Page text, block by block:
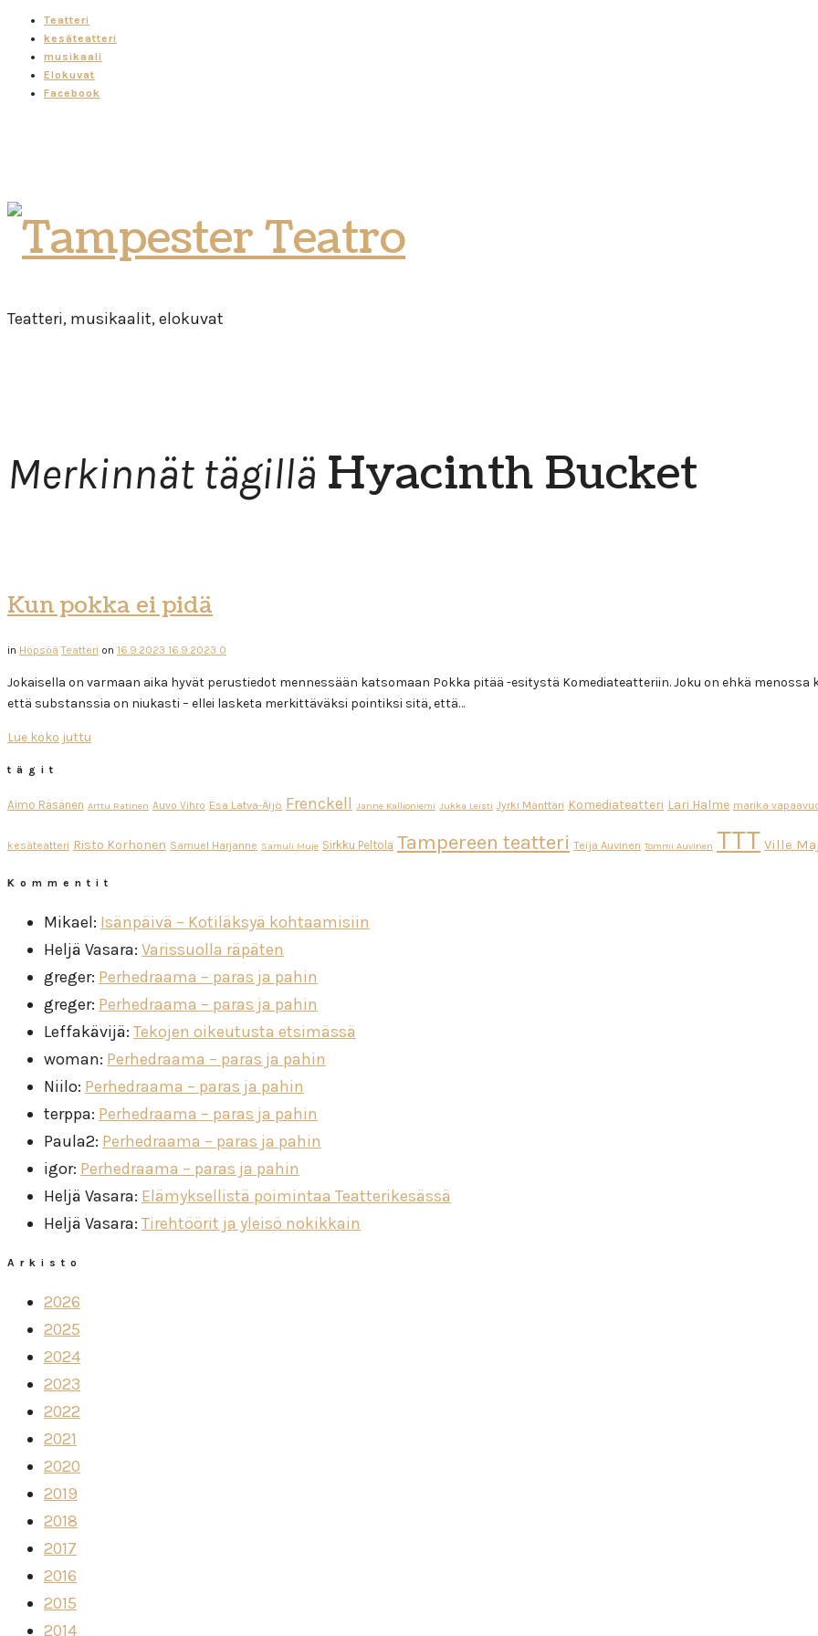
Teatteri
kesäteatteri
musikaali
Elokuvat
Facebook
Tampester
Teatro
Teatteri, musikaalit, elokuvat
Merkinnät tägillä Hyacinth Bucket
Kun pokka ei pidä
in Höpsöä Teatteri on 16.9.2023 16.9.2023 0
Jokaisella on varmaan aika hyvät perustiedot mennessään katsomaan Pokka pitää -esitystä Komediateatteriin. Joku on ehkä
että substanssia on niukasti – ellei lasketa merkittäväksi pointiksi sitä, että…
Lue koko juttu
tägit
Aimo Räsänen Arttu Ratinen Auvo Vihro Esa Latva-Äijö Frenckell Janne Kallioniemi Jukka Leisti Jyrki Mänttäri Komediateatteri Lari Halme marika
kesäteatteri Risto Korhonen Samuel Harjanne Samuli Muje Sirkku Peltola Tampereen teatteri Teija Auvinen Tommi Auvinen TTT Ville
Kommentit
Mikael: Isänpäivä – Kotiläksyä kohtaamisiin
Heljä Vasara: Varissuolla räpäten
greger: Perhedraama – paras ja pahin
greger: Perhedraama – paras ja pahin
Leffakävijä: Tekojen oikeutusta etsimässä
woman: Perhedraama – paras ja pahin
Niilo: Perhedraama – paras ja pahin
terppa: Perhedraama – paras ja pahin
Paula2: Perhedraama – paras ja pahin
igor: Perhedraama – paras ja pahin
Heljä Vasara: Elämyksellistä poimintaa Teatterikesässä
Heljä Vasara: Tirehtöörit ja yleisö nokikkain
Arkisto
2026
2025
2024
2023
2022
2021
2020
2019
2018
2017
2016
2015
2014